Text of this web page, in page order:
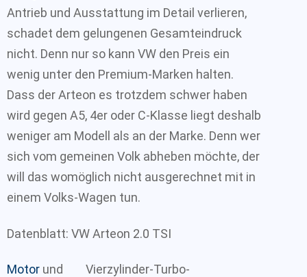
Antrieb und Ausstattung im Detail verlieren,
schadet dem gelungenen Gesamteindruck
nicht. Denn nur so kann VW den Preis ein
wenig unter den Premium-Marken halten.
Dass der Arteon es trotzdem schwer haben
wird gegen A5, 4er oder C-Klasse liegt deshalb
weniger am Modell als an der Marke. Denn wer
sich vom gemeinen Volk abheben möchte, der
will das womöglich nicht ausgerechnet mit in
einem Volks-Wagen tun.
Datenblatt: VW Arteon 2.0 TSI
Motor und
Vierzylinder-Turbo-